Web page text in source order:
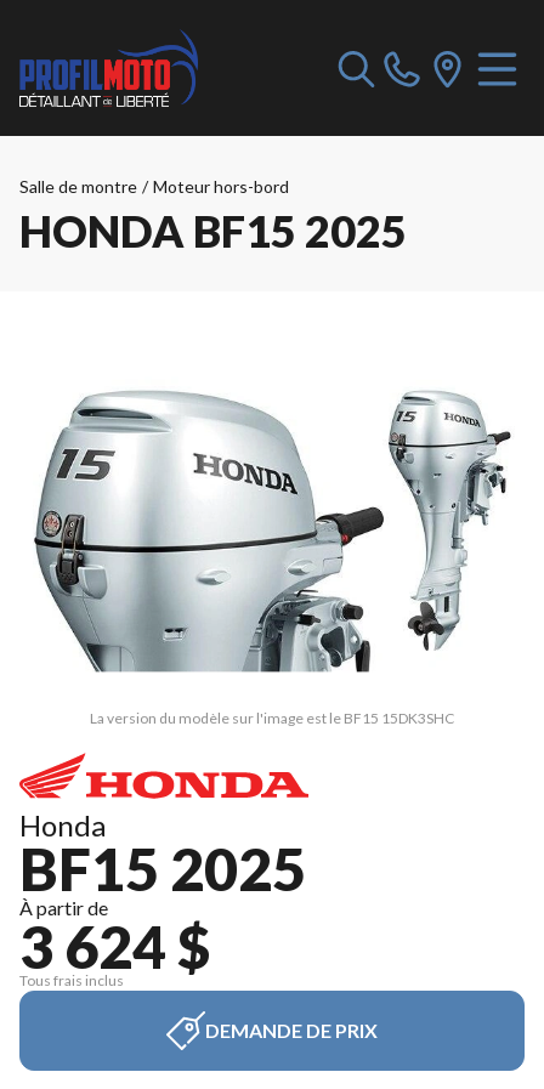
Salle de montre / Moteur hors-bord
HONDA BF15 2025
La version du modèle sur l'image est le BF15 15DK3SHC
Honda
BF15 2025
À partir de
3 624 $
Tous frais inclus
DEMANDE DE PRIX